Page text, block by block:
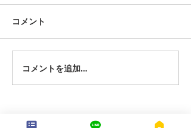
夏用ふとんレンタルご予約い
ただきました。ありがとうご
ざいます。愛知ふとんレンタ
ル ねむりや
コメント
コメントを追加…
---配送地域---​